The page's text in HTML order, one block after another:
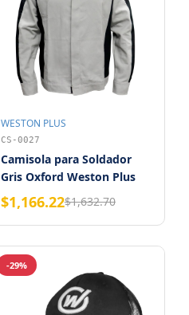
WESTON PLUS
CS-0027
Camisola para Soldador
Gris Oxford Weston Plus
Talla XG
$1,166.22$1,632.70
-29%